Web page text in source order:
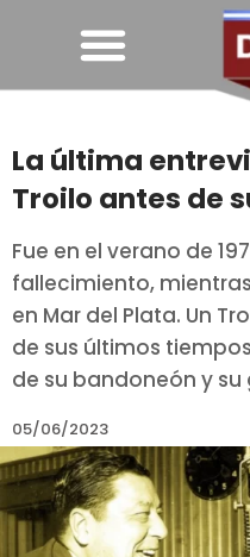
La última
Troilo antes de
Fue en el verano de
fallecimiento,
en Mar del Plata. Un
de sus últimos
de su bandoneón y su
05/06/2023